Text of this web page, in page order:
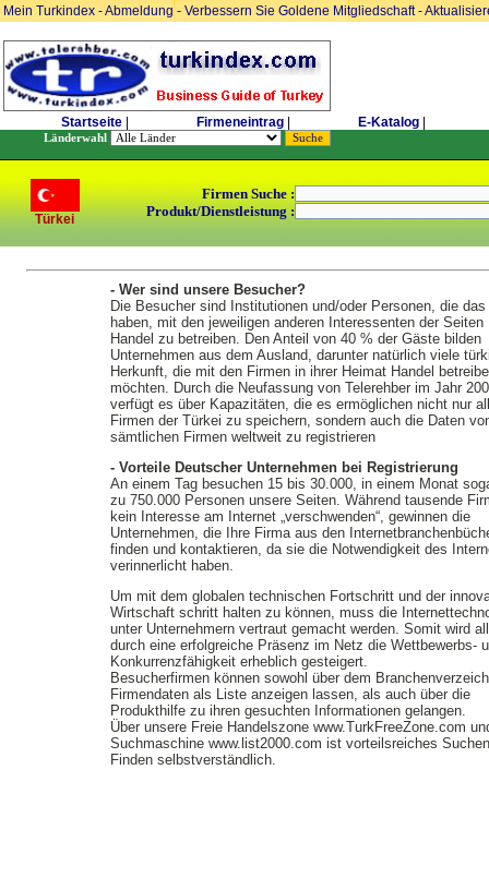
Mein Turkindex -Abmeldung- Verbessern Sie Goldene Mitgliedschaft-
Startseite Firmeneintrag E-Katalog
Länderwahl
Türkei
Firmen Suche :
Produkt/Dienstleistung :
- Wer sind unsere Besucher?
Die Besucher sind Institutionen und/oder Personen, die
haben, mit den jeweiligen anderen Interessenten der Seiten
Handel zu betreiben. Den Anteil von 40 % der Gäste bilden
Unternehmen aus dem Ausland, darunter natürlich viele
Herkunft, die mit den Firmen in ihrer Heimat Handel
möchten. Durch die Neufassung von Telerehber im Jahr
verfügt es über Kapazitäten, die es ermöglichen nicht nur
Firmen der Türkei zu speichern, sondern auch die Daten
sämtlichen Firmen weltweit zu registrieren
- Vorteile Deutscher Unternehmen bei Registrierung
An einem Tag besuchen 15 bis 30.000, in einem Monat
zu 750.000 Personen unsere Seiten. Während tausende
kein Interesse am Internet „verschwenden“, gewinnen die
Unternehmen, die Ihre Firma aus den
finden und kontaktieren, da sie die Notwendigkeit des
verinnerlicht haben.
Um mit dem globalen technischen Fortschritt und der
Wirtschaft schritt halten zu können, muss die
unter Unternehmern vertraut gemacht werden. Somit wird
durch eine erfolgreiche Präsenz im Netz die Wettbewerbs-
Konkurrenzfähigkeit erheblich gesteigert.
Besucherfirmen können sowohl über dem
Firmendaten als Liste anzeigen lassen, als auch über die
Produkthilfe zu ihren gesuchten Informationen gelangen.
Über unsere Freie Handelszone www.TurkFreeZone.com
Suchmaschine www.list2000.com ist vorteilsreiches
Finden selbstverständlich.